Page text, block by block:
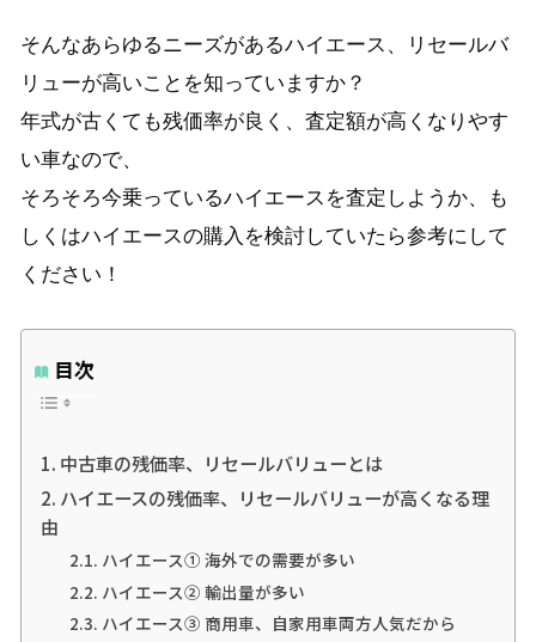
そんなあらゆるニーズがあるハイエース、リセールバ
リューが高いことを知っていますか？
年式が古くても残価率が良く、査定額が高くなりやす
い車なので、
そろそろ今乗っているハイエースを査定しようか、も
しくはハイエースの購入を検討していたら参考にして
ください！
目次
中古車の残価率、リセールバリューとは
ハイエースの残価率、リセールバリューが高くなる理
由
ハイエース① 海外での需要が多い
ハイエース② 輸出量が多い
ハイエース③ 商用車、自家用車両方人気だから